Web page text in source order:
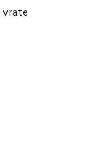
vrate.